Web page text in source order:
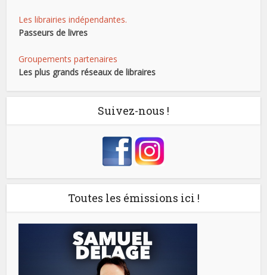
Les librairies indépendantes.
Passeurs de livres
Groupements partenaires
Les plus grands réseaux de libraires
Suivez-nous !
Toutes les émissions ici !